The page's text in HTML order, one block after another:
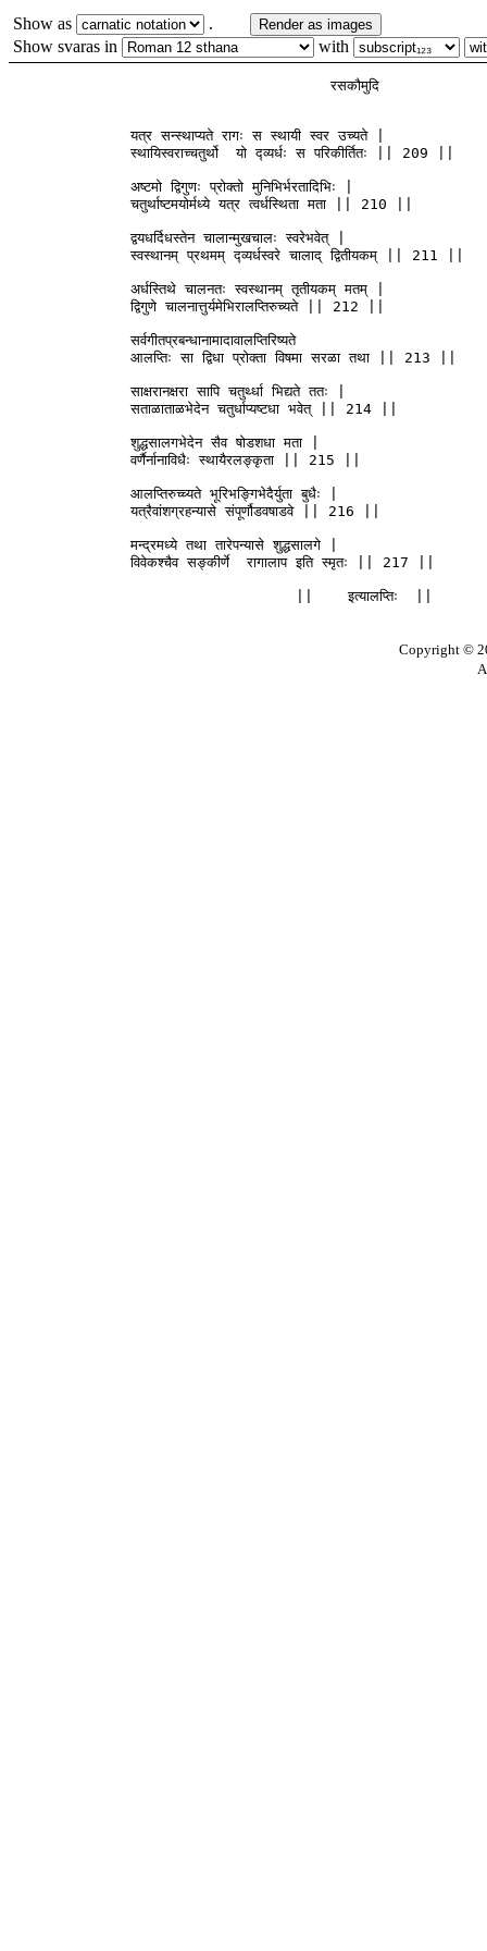
Show as . Render as images
Show svaras in with
                                     रसकौमुदि
              यत्र सन्स्थाप्यते रागः स स्थायी स्वर उच्यते |
              स्थायिस्वराच्चतुर्थो  यो द्व्यर्धः स परिकीर्तितः || 209 ||
              अष्टमो द्विगुणः प्रोक्तो मुनिभिर्भरतादिभिः |
              चतुर्थाष्टमयोर्मध्ये यत्र त्वर्धस्थिता मता || 210 ||
              द्वयधर्दिधस्तेन चालान्मुखचालः स्वरेभवेत् |
              स्वस्थानम् प्रथमम् द्व्यर्धस्वरे चालाद् द्वितीयकम् || 211 ||
              अर्धस्तिथे चालनतः स्वस्थानम् तृतीयकम् मतम् |
              द्विगुणे चालनात्तुर्यमेभिरालप्तिरुच्यते || 212 ||
              सर्वगीतप्रबन्धानामादावालप्तिरिष्यते
              आलप्तिः सा द्विधा प्रोक्ता विषमा सरळा तथा || 213 ||
              साक्षरानक्षरा सापि चतुर्थ्धा भिद्यते ततः |
              सताळाताळभेदेन चतुर्धाप्यष्टधा भवेत् || 214 ||
              शुद्धसालगभेदेन सैव षोडशधा मता |
              वर्णैर्नानाविधैः स्थायैरलङ्कृता || 215 ||
              आलप्तिरुच्च्यते भूरिभङ्गिभेदैर्युता बुधैः |
              यत्रैवांशग्रहन्यासे संपूर्णौडवषाडवे || 216 ||
              मन्द्रमध्ये तथा तारेपन्यासे शुद्धसालगे |
              विवेकश्चैव सङ्कीर्णे  रागालाप इति स्मृतः || 217 ||
Copyright ©